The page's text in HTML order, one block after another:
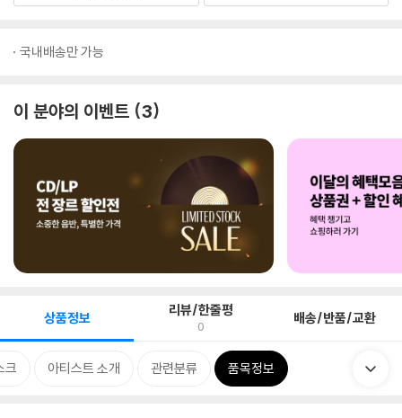
국내배송만 가능
이 분야의 이벤트 3
상품정보 리뷰/한줄평
0 배송/반품/교환
크 아티스트 소개 관련분류 품목정보